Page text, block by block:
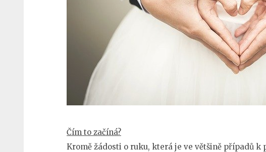
Čím to začíná?
Kromě žádosti o ruku, která je ve většině případů k